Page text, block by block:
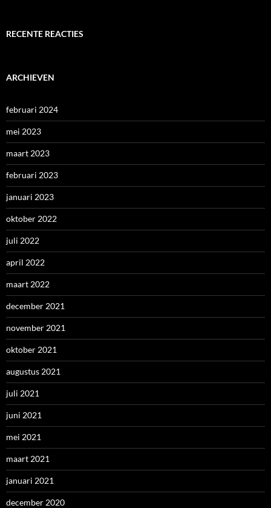
RECENTE REACTIES
ARCHIEVEN
februari 2024
mei 2023
maart 2023
februari 2023
januari 2023
oktober 2022
juli 2022
april 2022
maart 2022
december 2021
november 2021
oktober 2021
augustus 2021
juli 2021
juni 2021
mei 2021
maart 2021
januari 2021
december 2020